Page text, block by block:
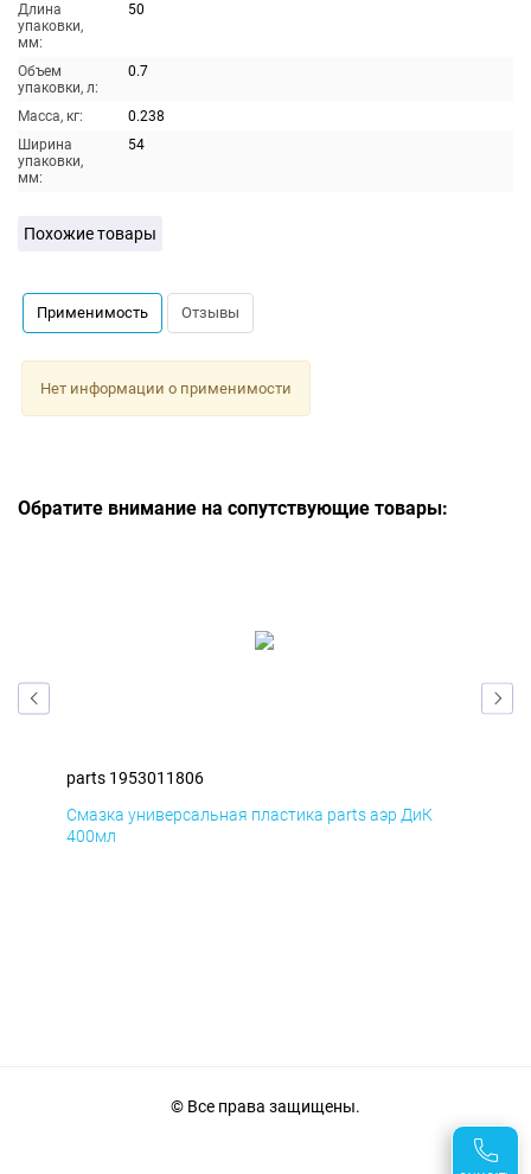
Длина
упаковки,
мм:
50
Объем
упаковки, л:
0.7
Масса, кг:
0.238
Ширина
упаковки,
мм:
54
Похожие товары
Применимость Отзывы
Нет информации о применимости
Обратите внимание на сопутствующие товары:
parts 1953011806
Смазка универсальная пластика parts аэр ДиК
400мл
© Все права защищены.